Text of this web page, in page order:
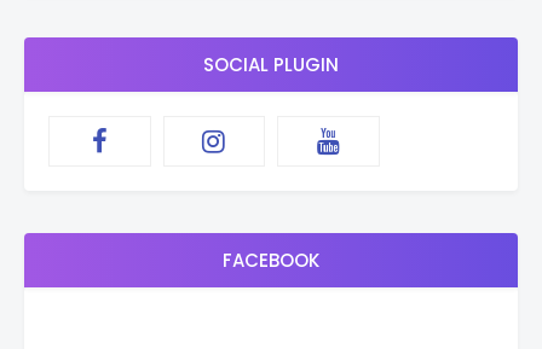
SOCIAL PLUGIN
FACEBOOK